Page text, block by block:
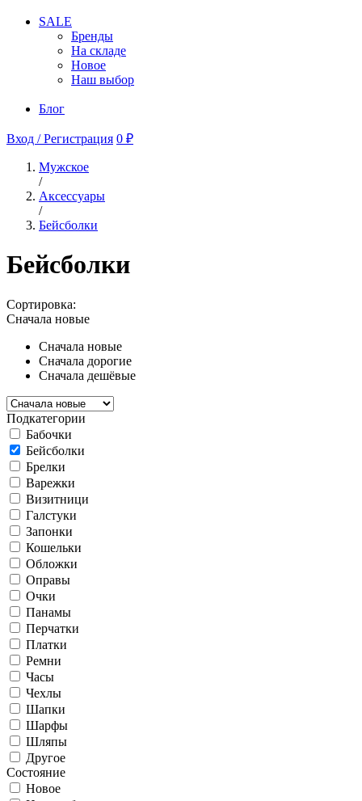
SALE
Бренды
На складе
Новое
Наш выбор
Блог
Вход / Регистрация 0 ₽
Мужское
/
Аксессуары
/
Бейсболки
Бейсболки
Сортировка:
Сначала новые
Сначала новые
Сначала дорогие
Сначала дешёвые
Подкатегории
Бабочки
Бейсболки
Брелки
Варежки
Визитници
Галстуки
Запонки
Кошельки
Обложки
Оправы
Очки
Панамы
Перчатки
Платки
Ремни
Часы
Чехлы
Шапки
Шарфы
Шляпы
Другое
Состояние
Новое